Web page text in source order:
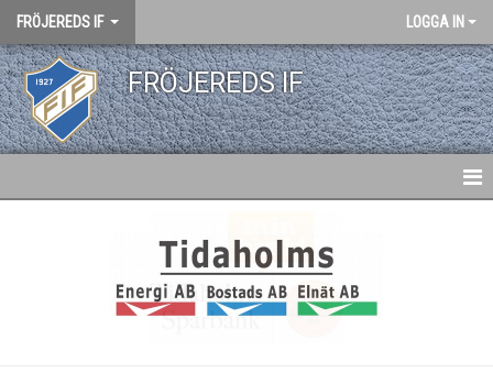
FRÖJEREDS IF LOGGA IN
FRÖJEREDS IF